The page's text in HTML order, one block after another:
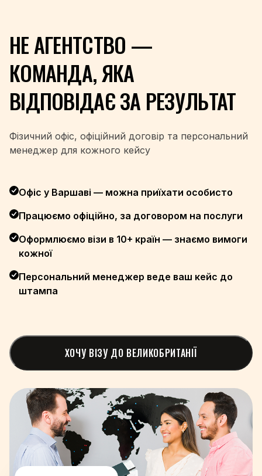
+377
+976
+382
+212
+258
+95
+674
+64
+227
+234
+968
+507
+675
+63
+351
+974
+40
+7
+250
НЕ АГЕНТСТВО —
КОМАНДА, ЯКА
ВІДПОВІДАЄ ЗА РЕЗУЛЬТАТ
Фізичний офіс, офіційний договір та персональний
менеджер для кожного кейсу
Офіс у Варшаві — можна приїхати особисто
Працюємо офіційно, за договором на послуги
Оформлюємо візи в 10+ країн — знаємо вимоги
кожної
Персональний менеджер веде ваш кейс до
штампа
ХОЧУ ВІЗУ ДО ВЕЛИКОБРИТАНІЇ